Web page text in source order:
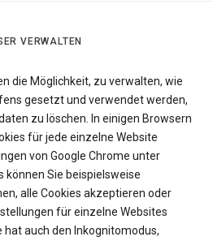
VERWALTEN
die Möglichkeit, zu verwalten, wie
gesetzt und verwendet werden,
zu löschen. In einigen Browsern
für jede einzelne Website
von Google Chrome unter
Sie beispielsweise
alle Cookies akzeptieren oder
für einzelne Websites
auch den Inkognitomodus,